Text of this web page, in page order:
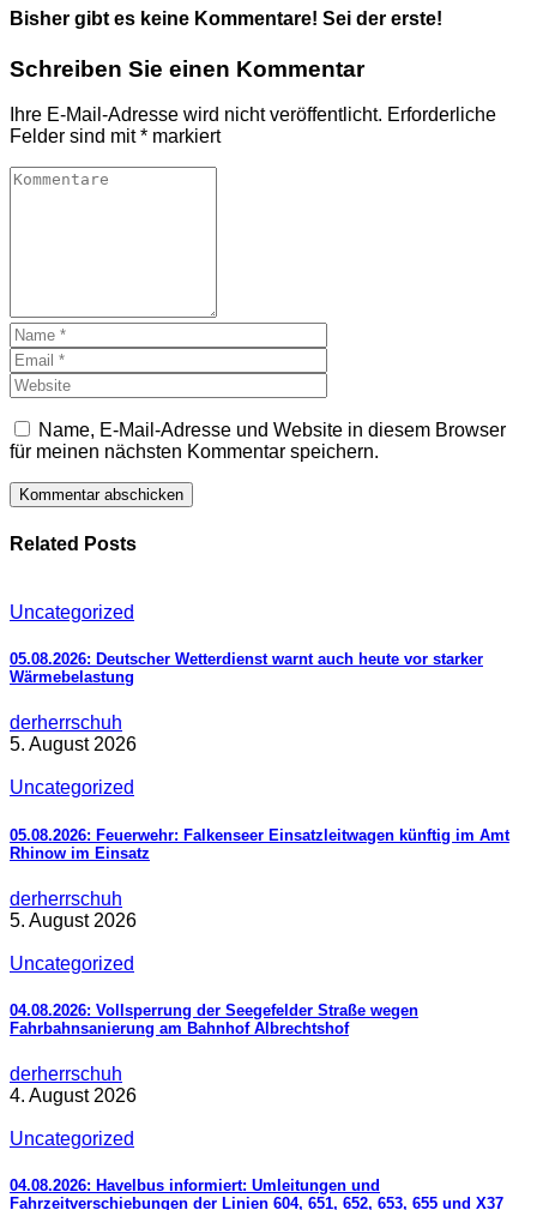
Bisher gibt es keine Kommentare! Sei der erste!
Schreiben Sie einen Kommentar
Ihre E-Mail-Adresse wird nicht veröffentlicht. Erforderliche
Felder sind mit* markiert
Name, E-Mail-Adresse und Website in diesem Browser
für meinen nächsten Kommentar speichern.
Related Posts
Uncategorized
05.08.2026: Deutscher Wetterdienst warnt auch heute vor starker
Wärmebelastung
derherrschuh
5. August 2026
Uncategorized
05.08.2026: Feuerwehr: Falkenseer Einsatzleitwagen künftig im Amt
Rhinow im Einsatz
derherrschuh
5. August 2026
Uncategorized
04.08.2026: Vollsperrung der Seegefelder Straße wegen
Fahrbahnsanierung am Bahnhof Albrechtshof
derherrschuh
4. August 2026
Uncategorized
04.08.2026: Havelbus informiert: Umleitungen und
Fahrzeitverschiebungen der Linien 604, 651, 652, 653, 655 und X37